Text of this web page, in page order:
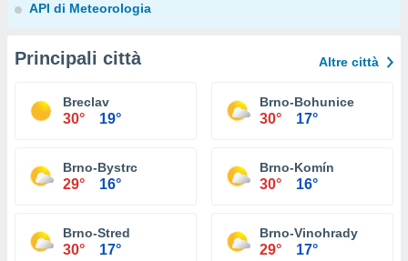
API di Meteorologia
Principali città Altre città
Breclav
30° 19°
Brno-Bohunice
30° 17°
Brno-Bystrc
29° 16°
Brno-Komín
30° 16°
Brno-Stred
30° 17°
Brno-Vinohrady
29° 17°